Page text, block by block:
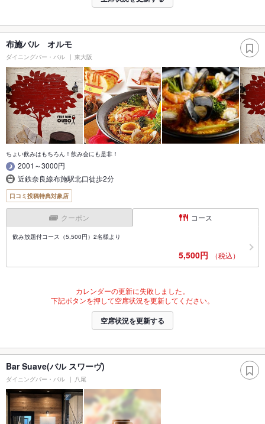
布施バル オルモ
ダイニングバー・バル 東大阪
ちょい飲みはもちろん！飲み会にも是非！
2001～3000円
近鉄奈良線布施駅北口徒歩2分
口コミ投稿特典対象店
クーポン コース
飲み放題付コース（5,500円）2名様より
5,500円 （税込）
カレンダーの更新に失敗しました。
下記ボタンを押して空席状況を更新してください。
空席状況を更新する
Bar Suave(バル スワーヴ)
ダイニングバー・バル 八尾